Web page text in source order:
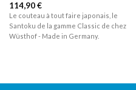
114,90€
Le couteau à tout faire japonais, le
Santoku de la gamme Classic de chez
Wüsthof - Made in Germany.